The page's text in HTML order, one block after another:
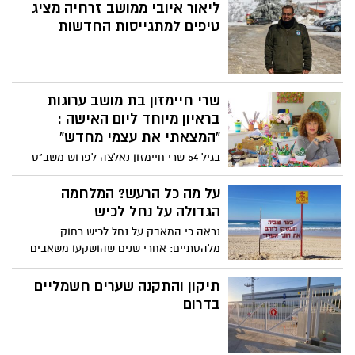
ליאור איובי ממושב זרחיה מציג
טיפים למתגייסות החדשות
שרי חיימזון בת מושב ערוגות
בראיון מיוחד ליום האישה :
"המצאתי את עצמי מחדש"
בגיל 54 שרי חיימזון נאלצה לפרוש משב"ס
לאחר 25 שנות שירות, בראיון ליישובניק נט
היא מספרת, על רגעים המאתגרים, על פתיחת
דף חדש בחייה, על אומנות, צילום ורצון אחד
על מה כל הרעש? המלחמה
הגדולה על נחל לכיש
נראה כי המאבק על נחל לכיש רחוק
מלהסתיים: אחרי שנים שהושקעו משאבים
כבירים לשקמו, הנחל מזוהם ואיתו גם
החופים. זכותם הטבעית של התושבים להינות
מהטבע נגזלת מהם כתוצאה מכך, והחשש
תיקון והתקנה שערים חשמליים
בדרום